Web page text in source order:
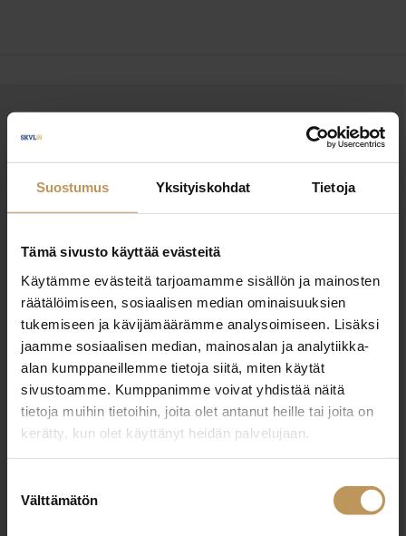
Suostumus Yksityiskohdat Tietoja
Tämä sivusto käyttää evästeitä
Käytämme evästeitä tarjoamamme sisällön ja mainosten
räätälöimiseen, sosiaalisen median ominaisuuksien
tukemiseen ja kävijämäärämme analysoimiseen. Lisäksi
jaamme sosiaalisen median, mainosalan ja analytiikka-
alan kumppaneillemme tietoja siitä, miten käytät
sivustoamme. Kumppanimme voivat yhdistää näitä
tietoja muihin tietoihin, joita olet antanut heille tai joita on
kerätty, kun olet käyttänyt heidän palvelujaan.
valinta
Välttämätön
asuntoasioissa?
Tarja Lintula
+358503206080
tarja.lintula@aninkainen.fi